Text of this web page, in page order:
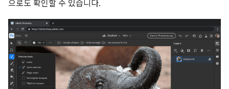
으로도 확인할 수 있습니다.